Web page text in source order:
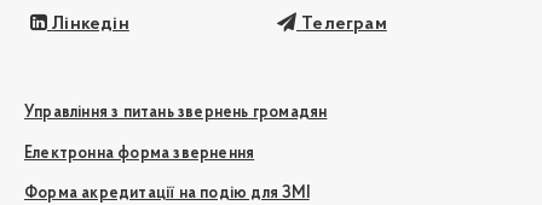
Лінкедін Телеграм
Управління з питань звернень громадян
Електронна форма звернення
Форма акредитації на подію для ЗМІ